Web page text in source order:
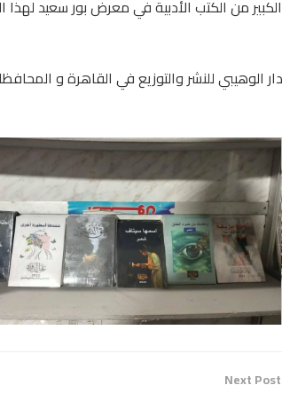
من الكتب الأدبية في معرض بور سعيد لهذا
الوهيبي للنشر والتوزيع في القاهرة و
Next Post